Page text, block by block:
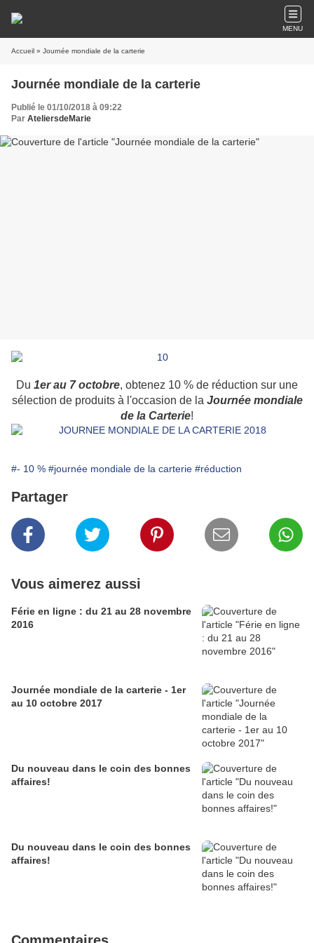
MENU
Accueil » Journée mondiale de la carterie
Journée mondiale de la carterie
Publié le 01/10/2018 à 09:22
Par AteliersdeMarie
Du 1er au 7 octobre, obtenez 10 % de réduction sur une
sélection de produits à l'occasion de la Journée mondiale
de la Carterie!
#- 10 % #journée mondiale de la carterie #réduction
Partager
Vous aimerez aussi
Férie en ligne : du 21 au 28 novembre
2016
Journée mondiale de la carterie - 1er
au 10 octobre 2017
Du nouveau dans le coin des bonnes
affaires!
Du nouveau dans le coin des bonnes
affaires!